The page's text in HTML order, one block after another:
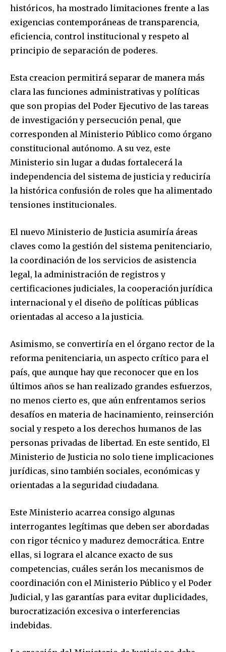
históricos, ha mostrado limitaciones frente a las
exigencias contemporáneas de transparencia,
eficiencia, control institucional y respeto al
principio de separación de poderes.
Esta creacion permitirá separar de manera más
clara las funciones administrativas y políticas
que son propias del Poder Ejecutivo de las tareas
de investigación y persecución penal, que
corresponden al Ministerio Público como órgano
constitucional autónomo. A su vez, este
Ministerio sin lugar a dudas fortalecerá la
independencia del sistema de justicia y reduciría
la histórica confusión de roles que ha alimentado
tensiones institucionales.
El nuevo Ministerio de Justicia asumiría áreas
claves como la gestión del sistema penitenciario,
la coordinación de los servicios de asistencia
legal, la administración de registros y
certificaciones judiciales, la cooperación jurídica
internacional y el diseño de políticas públicas
orientadas al acceso a la justicia.
Asimismo, se convertiría en el órgano rector de la
reforma penitenciaria, un aspecto crítico para el
país, que aunque hay que reconocer que en los
últimos años se han realizado grandes esfuerzos,
no menos cierto es, que aún enfrentamos serios
desafíos en materia de hacinamiento, reinserción
social y respeto a los derechos humanos de las
personas privadas de libertad. En este sentido, El
Ministerio de Justicia no solo tiene implicaciones
jurídicas, sino también sociales, económicas y
orientadas a la seguridad ciudadana.
Este Ministerio acarrea consigo algunas
interrogantes legítimas que deben ser abordadas
con rigor técnico y madurez democrática. Entre
ellas, si lograra el alcance exacto de sus
competencias, cuáles serán los mecanismos de
coordinación con el Ministerio Público y el Poder
Judicial, y las garantías para evitar duplicidades,
burocratización excesiva o interferencias
indebidas.